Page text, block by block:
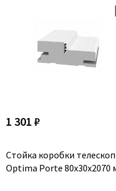
1 301 ₽
Стойка коробки телескоп
Optima Porte 80x30x2070